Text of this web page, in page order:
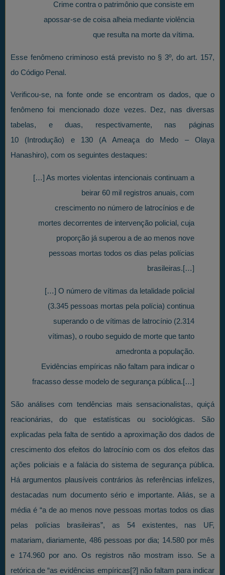
Crime contra o patrimônio que consiste em
apossar-se de coisa alheia mediante violência
que resulta na morte da vítima.
Esse fenômeno criminoso está previsto no § 3º, do art. 157,
do Código Penal.
Verificou-se, na fonte onde se encontram os dados, que o
fenômeno foi mencionado doze vezes. Dez, nas diversas
tabelas, e duas, respectivamente, nas páginas
10 (Introdução) e 130 (A Ameaça do Medo – Olaya
Hanashiro), com os seguintes destaques:
[…] As mortes violentas intencionais continuam a
beirar 60 mil registros anuais, com
crescimento no número de latrocínios e de
mortes decorrentes de intervenção policial, cuja
proporção já superou a de ao menos nove
pessoas mortas todos os dias pelas polícias
brasileiras.[…]
[…] O número de vítimas da letalidade policial
(3.345 pessoas mortas pela polícia) continua
superando o de vítimas de latrocínio (2.314
vítimas), o roubo seguido de morte que tanto
amedronta a população.
Evidências empíricas não faltam para indicar o
fracasso desse modelo de segurança pública.[…]
São análises com tendências mais sensacionalistas, quiçá
reacionárias, do que estatísticas ou sociológicas. São
explicadas pela falta de sentido a aproximação dos dados de
crescimento dos efeitos do latrocínio com os dos efeitos das
ações policiais e a falácia do sistema de segurança pública.
Há argumentos plausíveis contrários às referências infelizes,
destacadas num documento sério e importante. Aliás, se a
média é “a de ao menos nove pessoas mortas todos os dias
pelas polícias brasileiras”, as 54 existentes, nas UF,
matariam, diariamente, 486 pessoas por dia; 14.580 por mês
e 174.960 por ano. Os registros não mostram isso. Se a
retórica de “as evidências empíricas[?] não faltam para indicar